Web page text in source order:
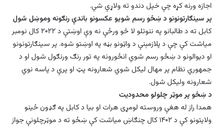
اجازه ورنه کړه چې خپل دندو ته ولاړې شي.
پر سینګارتونونو د ښځو رسم شویو عکسونو باندې رنګونه وموښل شول
کابل ته د طالبانو په ننوتلو لا څو ورځې نه وې اوښتې د ۲۰۲۲ کال نومبر
میاشت کې چې د پلازمېنې د واټونو بڼه په اوښتو شوه. پر سینګارتونونو
او دیوالونو د ښځو رسم شوي انځورونه په تور رنګ ورنګول شول او د
جمهوري نظام پر مهال لیکل شوي شعارونه پټ او پرې د پاسه نوي
شعارونه ولیکل شول.
د ښځو پر موټر چلولو محدودیت
همدا راز له هغې وروسته لومړی هرات او بیا د کابل په ګډون ځینو
ولایتونو کې د ۱۴۰۲ کال چنګاښ میاشت کې ښځو ته د موټرچلونې جواز